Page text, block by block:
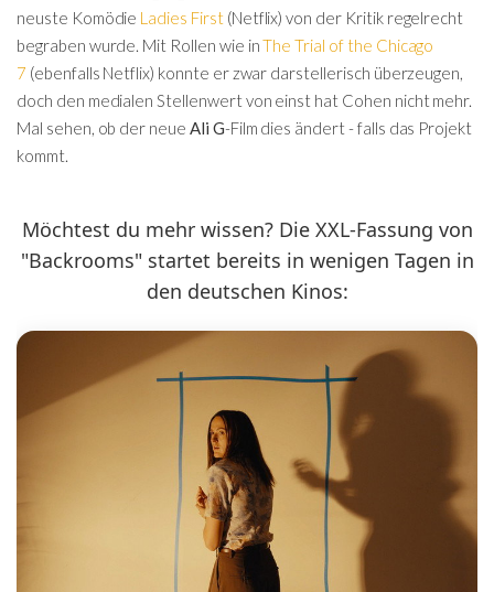
neuste Komödie Ladies First(Netflix) von der Kritik regelrecht
begraben wurde. Mit Rollen wie inThe Trial of the Chicago
7 (ebenfalls Netflix) konnte er zwar darstellerisch überzeugen,
doch den medialen Stellenwert von einst hat Cohen nicht mehr.
Mal sehen, ob der neue Ali G-Film dies ändert - falls das Projekt
kommt.
Möchtest du mehr wissen? Die XXL-Fassung von
"Backrooms" startet bereits in wenigen Tagen in
den deutschen Kinos: